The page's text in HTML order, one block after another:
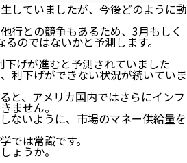
していましたが、今後どのように動
行との競争もあるため、3月もしく
のではないかと予測します。
げが進むと予測されていました
利下げができない状況が続いていま
と、アメリカ国内ではさらにインフ
ません。
ないように、市場のマネー供給量を
では常識です。
ょうか。